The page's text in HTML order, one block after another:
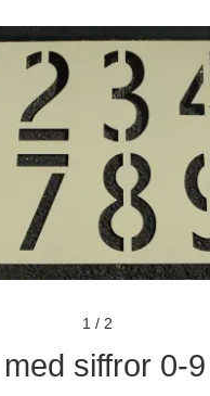
siffror 0-9
1 / 2